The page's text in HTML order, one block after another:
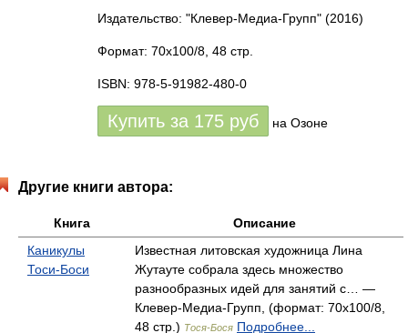
Издательство: "Клевер-Медиа-Групп" (2016)
Формат: 70x100/8, 48 стр.
ISBN: 978-5-91982-480-0
Купить за 175 руб на Озоне
Другие книги автора:
Книга
Описание
Каникулы
Тоси-Боси
Известная литовская художница Лина
Жутауте собрала здесь множество
разнообразных идей для занятий с… —
Клевер-Медиа-Групп, (формат: 70x100/8,
48 стр.) Тося-Бося Подробнее...